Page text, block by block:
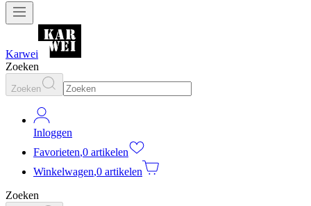
Karwei
Zoeken
Zoeken
Inloggen
Favorieten,0 artikelen
Winkelwagen,0 artikelen
Zoeken